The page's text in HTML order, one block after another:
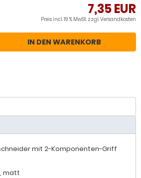
7,35 EUR
Preis incl. 19 % MwSt. zzgl.Versandkosten
IN DEN WARENKORB
mit 2-Komponenten-Griff
matt